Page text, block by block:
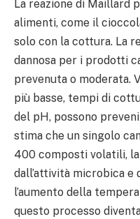
La reazione di Maillard
alimenti, come il
solo con la cottura. La
dannosa per i prodotti
prevenuta o moderata.
più basse, tempi di
del pH, possono
stima che un singolo
400 composti volatili,
dall’attività microbica e
l’aumento della
questo processo